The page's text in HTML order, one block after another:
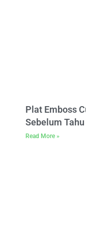
Plat Emboss
Sebelum
Read More »